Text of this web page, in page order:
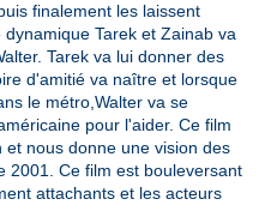
finalement les laissent
Tarek et Zainab va
Tarek va lui donner des
d'amitié va naître et lorsque
le métro,Walter va se
pour l'aider. Ce film
nous donne une vision des
2001. Ce film est bouleversant
attachants et les acteurs